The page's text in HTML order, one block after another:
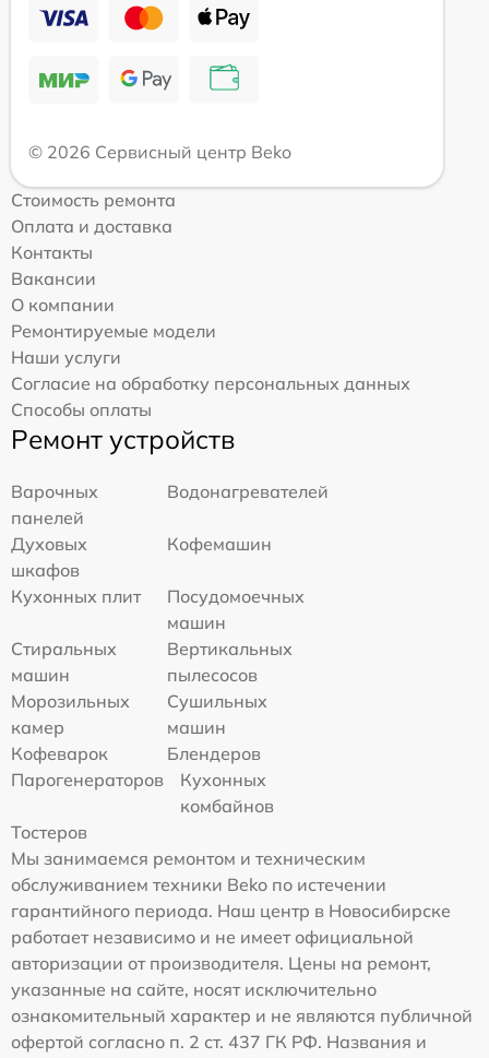
© 2026 Сервисный центр Beko
Стоимость ремонта
Оплата и доставка
Контакты
Вакансии
О компании
Ремонтируемые модели
Наши услуги
Согласие на обработку персональных данных
Способы оплаты
Ремонт устройств
Варочных
панелей
Водонагревателей
Духовых
шкафов
Кофемашин
Кухонных плит
Посудомоечных
машин
Стиральных
машин
Вертикальных
пылесосов
Морозильных
камер
Сушильных
машин
Кофеварок
Блендеров
Парогенераторов
Кухонных
комбайнов
Тостеров
Мы занимаемся ремонтом и техническим
обслуживанием техники Beko по истечении
гарантийного периода. Наш центр в Новосибирске
работает независимо и не имеет официальной
авторизации от производителя. Цены на ремонт,
указанные на сайте, носят исключительно
ознакомительный характер и не являются публичной
офертой согласно п. 2 ст. 437 ГК РФ. Названия и